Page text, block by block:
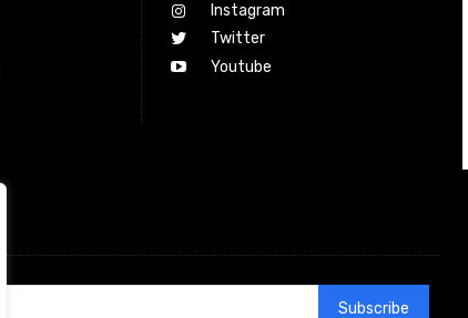
Instagram
Twitter
Youtube
Subscribe